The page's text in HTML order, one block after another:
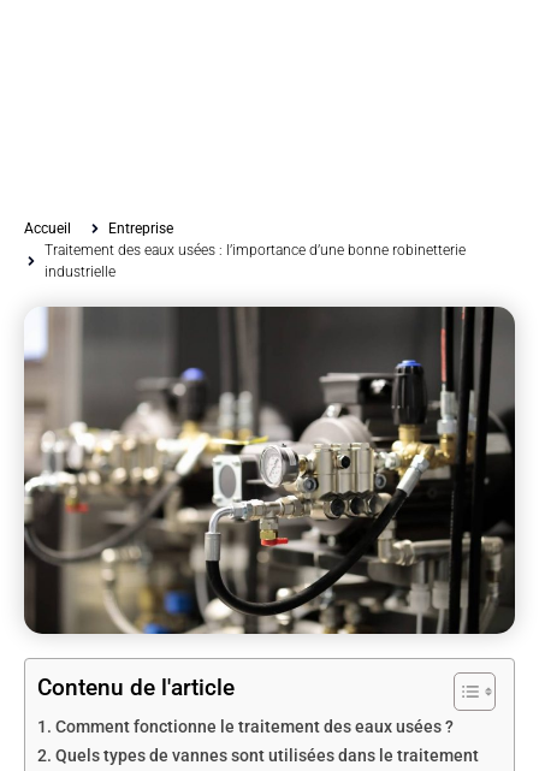
Accueil
Entreprise
Traitement des eaux usées : l’importance d’une bonne robinetterie
industrielle
Contenu de l'article
Comment fonctionne le traitement des eaux usées ?
Quels types de vannes sont utilisées dans le traitement